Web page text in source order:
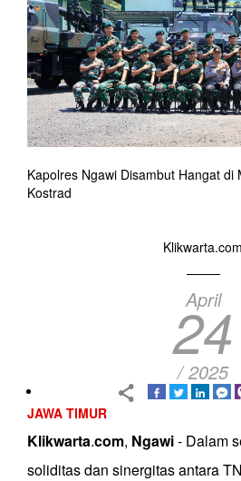
Kapolres Ngawi Disambut Hangat di
Kostrad
Klikwarta.com
April
24
/ 2025
JAWA TIMUR
Klikwarta.com, Ngawi- Dalam
soliditas dan sinergitas antara